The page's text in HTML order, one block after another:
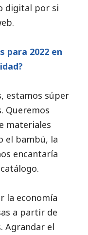
digital por si
para 2022 en
estamos súper
Queremos
materiales
el bambú, la
encantaría
la economía
a partir de
Agrandar el